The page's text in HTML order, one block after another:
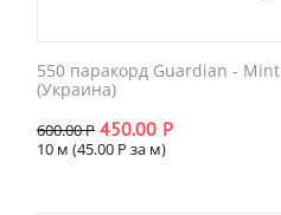
550 паракорд Guardian - Mint
(Украина)
600.00Р 450.00 Р
10 м (45.00 Р за м)